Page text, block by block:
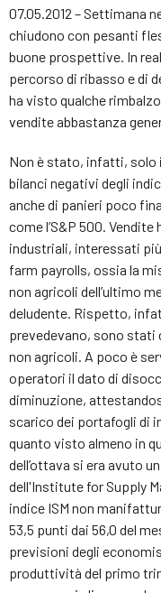
07.05.2012 – Settimana
chiudono con pesanti
buone prospettive. In
percorso di ribasso e di
ha visto qualche
vendite abbastanza
Non è stato, infatti, solo
bilanci negativi degli
anche di panieri poco
come l’S&P 500.
industriali, interessati più
farm payrolls, ossia la
non agricoli dell’ultimo
deludente. Rispetto,
prevedevano, sono stati
non agricoli. A poco è
operatori il dato di
diminuzione,
scarico dei portafogli di
quanto visto almeno in
dell’ottava si era avuto
dell'Institute for Supply
indice ISM non
53,5 punti dai 56,0 del
previsioni degli
produttività del primo